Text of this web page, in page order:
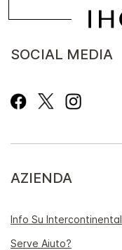
SOCIAL MEDIA
AZIENDA
Info Su Intercontinental
Serve Aiuto?